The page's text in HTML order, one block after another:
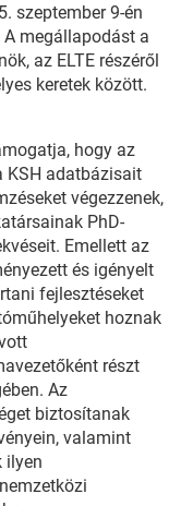
szeptember 9-én
megállapodást a
az ELTE részéről
keretek között.
hogy az
KSH adatbázisait
végezzenek,
PhD-
Emellett az
és igényelt
fejlesztéseket
hoznak
részt
Az
biztosítanak
valamint
ilyen